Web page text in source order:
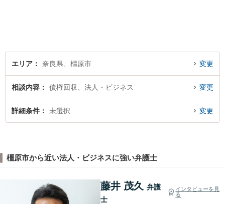
エリア 奈良県、橿原市 変更
相談内容 債権回収、法人・ビジネス 変更
詳細条件 未選択 変更
橿原市から近い法人・ビジネスに強い弁護士
藤井 茂久 弁護
士
インタビューを見
る